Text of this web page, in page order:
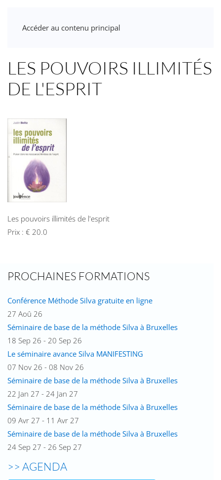
Accéder au contenu principal
LES POUVOIRS ILLIMITÉS
DE L'ESPRIT
Les pouvoirs illimités de l'esprit
Prix : € 20.0
PROCHAINES FORMATIONS
Conférence Méthode Silva gratuite en ligne
27 Aoû 26
Séminaire de base de la méthode Silva à Bruxelles
18 Sep 26 - 20 Sep 26
Le séminaire avance Silva MANIFESTING
07 Nov 26 - 08 Nov 26
Séminaire de base de la méthode Silva à Bruxelles
22 Jan 27 - 24 Jan 27
Séminaire de base de la méthode Silva à Bruxelles
09 Avr 27 - 11 Avr 27
Séminaire de base de la méthode Silva à Bruxelles
24 Sep 27 - 26 Sep 27
>> AGENDA